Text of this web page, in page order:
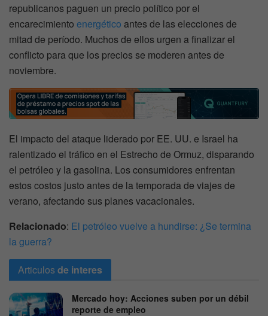
republicanos paguen un precio político por el
encarecimiento energético antes de las elecciones de
mitad de período. Muchos de ellos urgen a finalizar el
conflicto para que los precios se moderen antes de
noviembre.
El impacto del ataque liderado por EE. UU. e Israel ha
ralentizado el tráfico en el Estrecho de Ormuz, disparando
el petróleo y la gasolina. Los consumidores enfrentan
estos costos justo antes de la temporada de viajes de
verano, afectando sus planes vacacionales.
Relacionado: El petróleo vuelve a hundirse: ¿Se termina
la guerra?
Articulosde interes
Mercado hoy: Acciones suben por un débil
reporte de empleo